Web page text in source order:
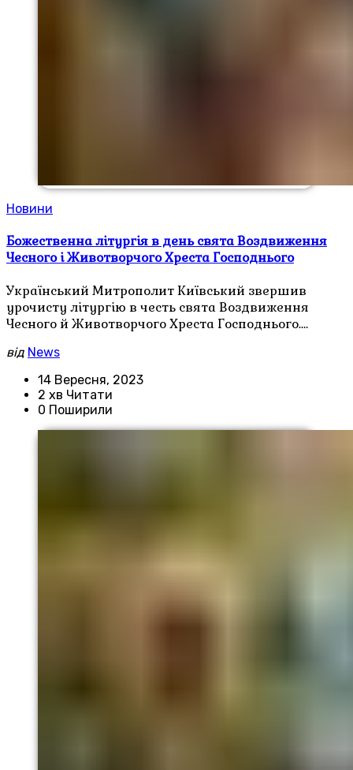
Новини
Божественна літургія в день свята Воздвиження
Чесного і Животворчого Хреста Господнього
Український Митрополит Київський звершив
урочисту літургію в честь свята Воздвиження
Чесного й Животворчого Хреста Господнього.…
від News
14 Вересня, 2023
2 хв Читати
0 Поширили